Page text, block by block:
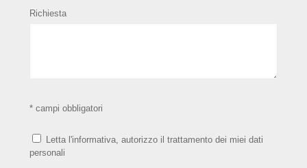
Richiesta
* campi obbligatori
Letta l'informativa, autorizzo il trattamento dei miei dati
personali